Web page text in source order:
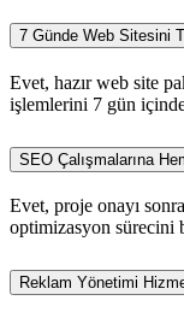
7 Günde Web Sitesini
Evet, hazır web site
işlemlerini 7 gün
SEO Çalışmalarına
Evet, proje onayı
optimizasyon sürecini
Reklam Yönetimi